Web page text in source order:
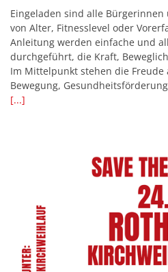
Eingeladen sind alle
von Alter, Fitnesslevel oder
Anleitung werden einfache und
durchgeführt, die Kraft,
Im Mittelpunkt stehen die Freude
Bewegung,
[...]